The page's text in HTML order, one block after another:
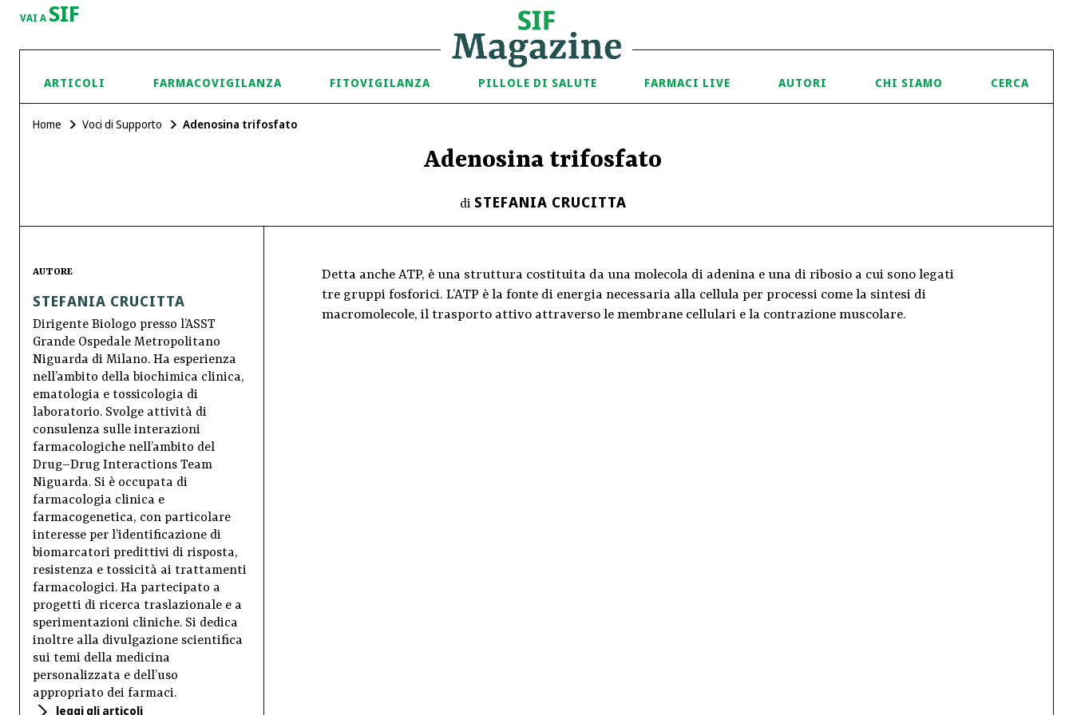
VAI A SIF
ARTICOLI FARMACOVIGILANZA FITOVIGILANZA PILLOLE DI SALUTE FARMACI LIVE AUTORI CHI SIAMO CERCA
Home Voci di Supporto Adenosina trifosfato
Adenosina trifosfato
di STEFANIA CRUCITTA
AUTORE
STEFANIA CRUCITTA
Dirigente Biologo presso l’ASST
Grande Ospedale Metropolitano
Niguarda di Milano. Ha esperienza
nell’ambito della biochimica clinica,
ematologia e tossicologia di
laboratorio. Svolge attività di
consulenza sulle interazioni
farmacologiche nell’ambito del
Drug–Drug Interactions Team
Niguarda. Si è occupata di
farmacologia clinica e
farmacogenetica, con particolare
interesse per l’identificazione di
biomarcatori predittivi di risposta,
resistenza e tossicità ai trattamenti
farmacologici. Ha partecipato a
progetti di ricerca traslazionale e a
sperimentazioni cliniche. Si dedica
inoltre alla divulgazione scientifica
sui temi della medicina
personalizzata e dell’uso
appropriato dei farmaci.
leggi gli articoli
Detta anche ATP, è una struttura costituita da una molecola di adenina e una di ribosio a cui sono legati
tre gruppi fosforici. L’ATP è la fonte di energia necessaria alla cellula per processi come la sintesi di
macromolecole, il trasporto attivo attraverso le membrane cellulari e la contrazione muscolare.